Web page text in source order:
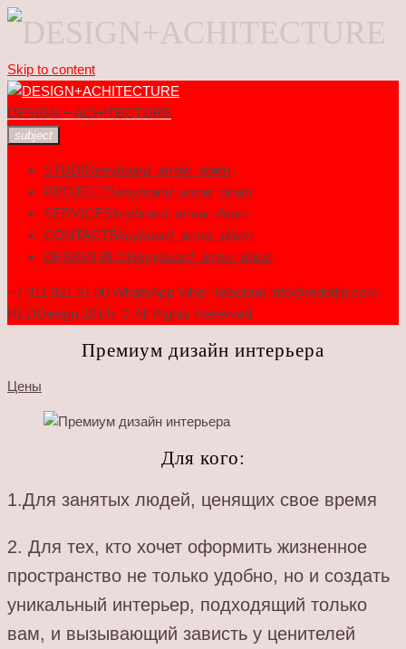
Skip to content
DESIGN + ACHITECTURE
subject
STUDIOkeyboard_arrow_down
PROJECTSkeyboard_arrow_down
SERVICESkeyboard_arrow_down
CONTACTSkeyboard_arrow_down
DESIGN BLOGkeyboard_arrow_down
+7 911 921 91 00 WhatsApp Viber Telegram info@redddin.com
REDDesign 2014г. © All Rights Reserved
Премиум дизайн интерьера
Цены
Для кого:
1.Для занятых людей, ценящих свое время
2. Для тех, кто хочет оформить жизненное
пространство не только удобно, но и создать
уникальный интерьер, подходящий только
вам, и вызывающий зависть у ценителей